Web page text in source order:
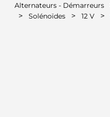
Alternateurs - Démarreurs
> Solénoïdes > 12 V >